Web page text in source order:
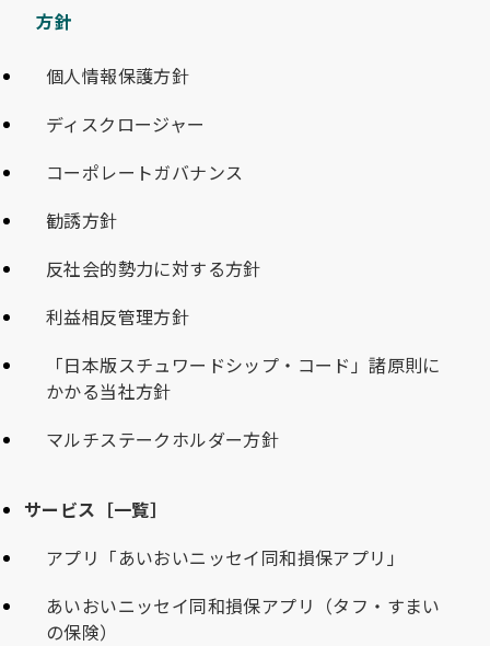
方針
個人情報保護方針
ディスクロージャー
コーポレートガバナンス
勧誘方針
反社会的勢力に対する方針
利益相反管理方針
「日本版スチュワードシップ・コード」諸原則に
かかる当社方針
マルチステークホルダー方針
サービス［一覧］
アプリ「あいおいニッセイ同和損保アプリ」
あいおいニッセイ同和損保アプリ（タフ・すまい
の保険）